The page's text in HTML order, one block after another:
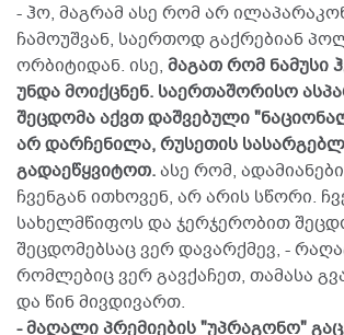
- ჰო, მაგრამ ასე რომ არ
ჩამოუშვან, საერთოდ გაქრებიან
ორბიტიდან. ისე, მაგათ რომ ნამუსი
უნდა მოიქცნენ. საერთაშორისო
შეცდომა აქვთ დაშვებული
არ დარჩენილა, რუსეთის
გადაეწყვიტოთ.ასე რომ,
ჩვენგან ითხოვენ, არ არის სწორი.
სახელმწიფოს და ჯერჯერობით
შეცდომებსაც ვერ დავარქმევ, -
რომლებიც ვერ გავქაჩეთ, თამასა
და წინ მივდივართ.
- მაღალი პრემიების "უპრაგონო"